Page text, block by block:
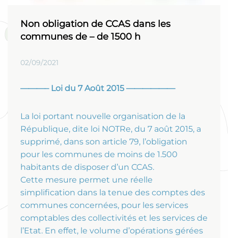
Non obligation de CCAS dans les
communes de – de 1500 h
02/09/2021
———– Loi du 7 Août 2015 ——————
La loi portant nouvelle organisation de la
République, dite loi NOTRe, du 7 août 2015, a
supprimé, dans son article 79, l’obligation
pour les communes de moins de 1.500
habitants de disposer d’un CCAS.
Cette mesure permet une réelle
simplification dans la tenue des comptes des
communes concernées, pour les services
comptables des collectivités et les services de
l’Etat. En effet, le volume d’opérations gérées